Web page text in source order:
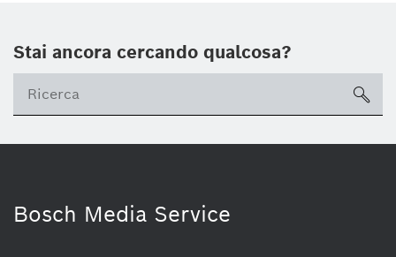
Stai ancora cercando qualcosa?
Bosch Media Service